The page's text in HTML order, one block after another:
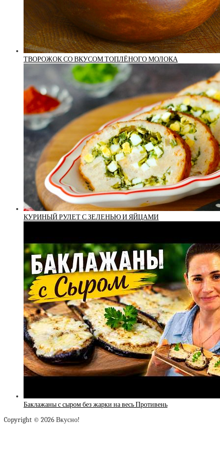
ТВОРОЖОК СО ВКУСОМ ТОПЛЁНОГО МОЛОКА
КУРИНЫЙ РУЛЕТ С ЗЕЛЕНЬЮ И ЯЙЦАМИ
Баклажаны с сыром без жарки на весь Противень
Copyright © 2026 Вкусно!